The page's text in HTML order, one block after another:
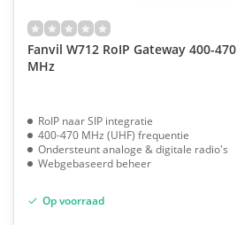
Fanvil W712 RoIP Gateway 400-470
MHz
RoIP naar SIP integratie
400-470 MHz (UHF) frequentie
Ondersteunt analoge & digitale radio's
Webgebaseerd beheer
Op voorraad